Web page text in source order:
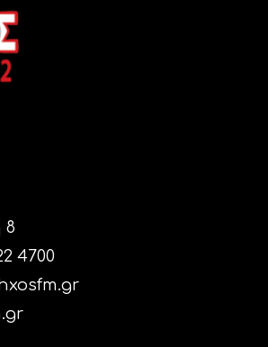
8
4700